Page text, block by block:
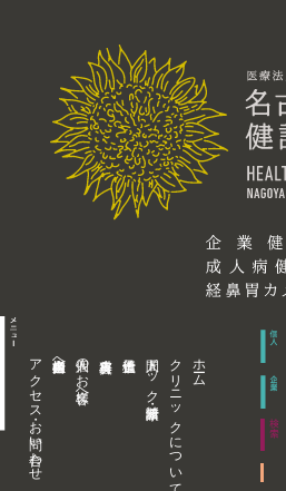
アクセス・お問い合わせ 企業内担当者様へ 個人のお客様へ 人間ドック・健康診断 クリニックについて ホーム